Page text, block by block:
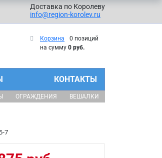
Доставка по Королеву
info@region-korolev.ru
Корзина
0 позиций
на сумму 0 руб.
КОНТАКТЫ
ОГРАЖДЕНИЯ ВЕШАЛКИ
7